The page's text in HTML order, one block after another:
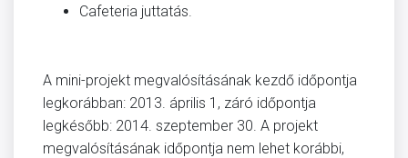
Cafeteria juttatás.
A mini-projekt megvalósításának kezdő időpontja
legkorábban: 2013. április 1, záró időpontja
legkésőbb: 2014. szeptember 30. A projekt
megvalósításának időpontja nem lehet korábbi,